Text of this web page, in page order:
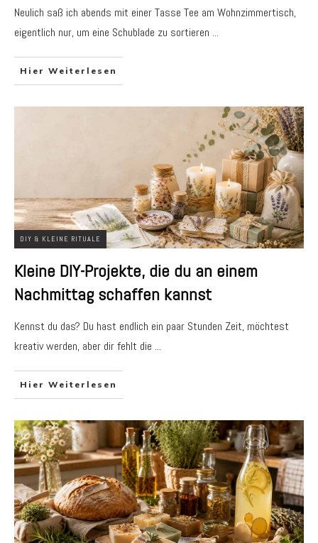
Neulich saß ich abends mit einer Tasse Tee am Wohnzimmertisch,
eigentlich nur, um eine Schublade zu sortieren ...
Hier Weiterlesen
DIY & KLEINE RITUALE
Kleine DIY-Projekte, die du an einem
Nachmittag schaffen kannst
Kennst du das? Du hast endlich ein paar Stunden Zeit, möchtest
kreativ werden, aber dir fehlt die ...
Hier Weiterlesen